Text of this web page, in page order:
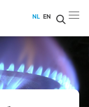
NL EN